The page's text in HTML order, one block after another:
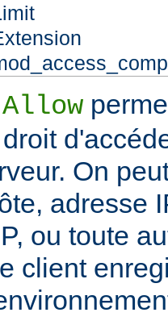
Allow
On
adresse
ou toute
client